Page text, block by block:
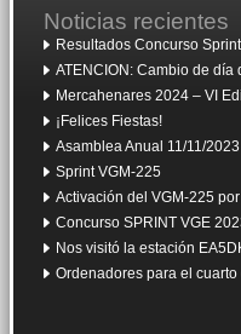
Noticias recientes
Resultados Concurso
ATENCION: Cambio de
Mercahenares 2024 – VI
¡Felices Fiestas!
Asamblea Anual 11/11/2023
Sprint VGM-225
Activación del VGM-225
Concurso SPRINT VGE
Nos visitó la estación
Ordenadores para el cuarto